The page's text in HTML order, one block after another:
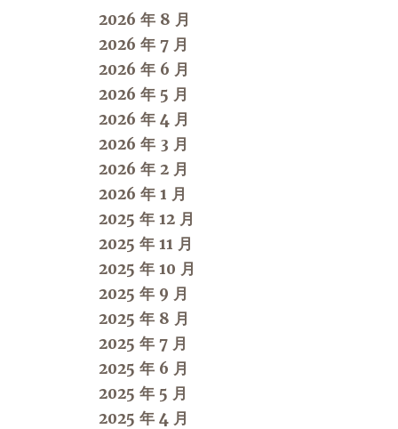
2026 年 8 月
2026 年 7 月
2026 年 6 月
2026 年 5 月
2026 年 4 月
2026 年 3 月
2026 年 2 月
2026 年 1 月
2025 年 12 月
2025 年 11 月
2025 年 10 月
2025 年 9 月
2025 年 8 月
2025 年 7 月
2025 年 6 月
2025 年 5 月
2025 年 4 月